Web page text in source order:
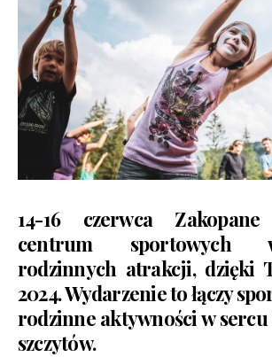
14-16 czerwca
centrum sportowych
rodzinnych atrakcji, dzięki
2024. Wydarzenie to łączy
rodzinne aktywności w
szczytów.